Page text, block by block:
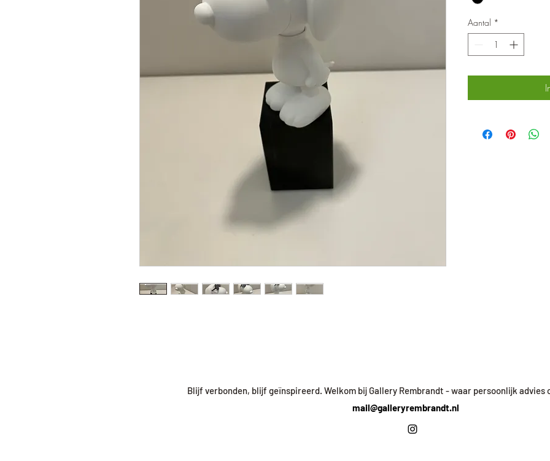
Aantal *
Blijf verbonden, blijf geïnspireerd. Welkom bij Gallery Rembrandt - waar persoonlijk advies
mail@galleryrembrandt.nl